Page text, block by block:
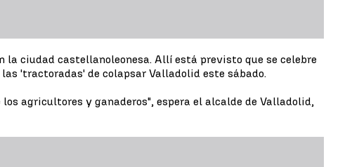
la ciudad castellanoleonesa. Allí está previsto que se celebre
'tractoradas' de colapsar Valladolid este sábado.
agricultores y ganaderos", espera el alcalde de Valladolid,